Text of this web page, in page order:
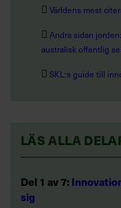
 Världens mest
 Andra sidan
australisk offentlig
 SKL:s guide till
LÄS ALLA
Del 1 av 7:
sig